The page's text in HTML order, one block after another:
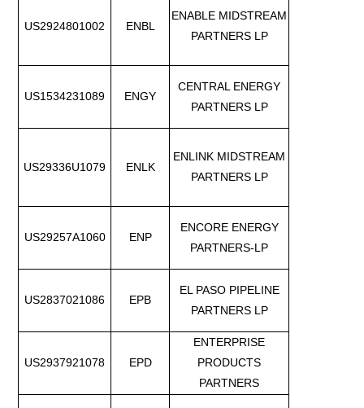
US2924801002 ENBL
ENABLE MIDSTREAM
PARTNERS LP
US1534231089 ENGY
CENTRAL ENERGY
PARTNERS LP
US29336U1079 ENLK
ENLINK MIDSTREAM
PARTNERS LP
US29257A1060 ENP
ENCORE ENERGY
PARTNERS-LP
US2837021086 EPB
EL PASO PIPELINE
PARTNERS LP
US2937921078 EPD
ENTERPRISE
PRODUCTS
PARTNERS